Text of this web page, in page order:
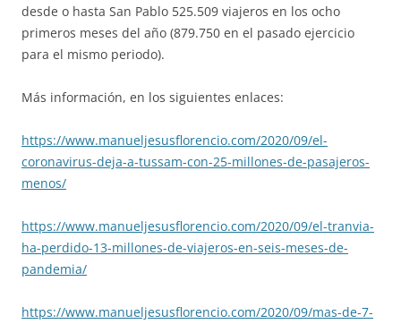
desde o hasta San Pablo 525.509 viajeros en los ocho
primeros meses del año (879.750 en el pasado ejercicio
para el mismo periodo).
Más información, en los siguientes enlaces:
https://www.manueljesusflorencio.com/2020/09/el-
coronavirus-deja-a-tussam-con-25-millones-de-pasajeros-
menos/
https://www.manueljesusflorencio.com/2020/09/el-tranvia-
ha-perdido-13-millones-de-viajeros-en-seis-meses-de-
pandemia/
https://www.manueljesusflorencio.com/2020/09/mas-de-7-